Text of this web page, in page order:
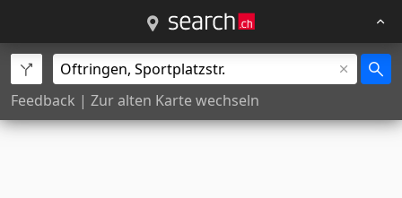
Feedback | Zur alten Karte wechseln